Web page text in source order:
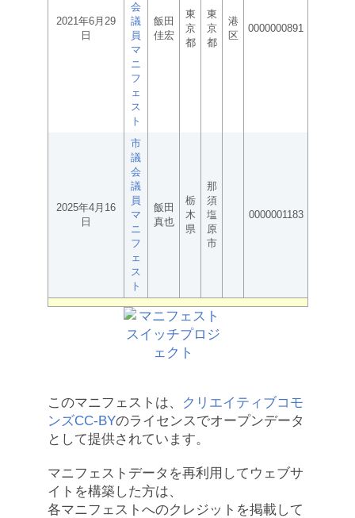
2021年6月29
日
会
議
員
マ
ニ
フ
ェ
ス
ト
飯田
佳宏
東
京
都
東
京
都
港
区
0000000891
2025年4月16
日
市
議
会
議
員
マ
ニ
フ
ェ
ス
ト
飯田
真也
栃
木
県
那
須
塩
原
市
0000001183
このマニフェストは、
クリエイティブコモ
ンズCC-BYのライセンスでオープンデータ
として提供されています。
マニフェストデータを再利用してウェブサ
イトを構築した方は、
各マニフェストへのクレジットを掲載して